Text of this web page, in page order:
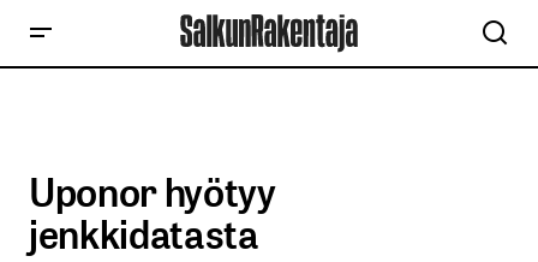
Uponor hyötyy
jenkkidatasta